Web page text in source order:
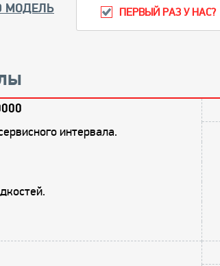
МОДЕЛЬ ПЕРВЫЙ РАЗ У НАС?
интервала.